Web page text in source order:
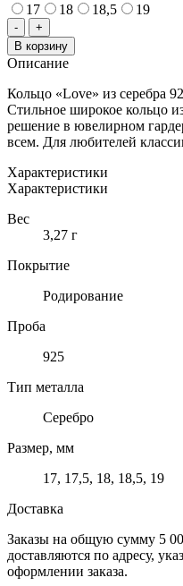
17 18 18,5 19
-
Количество
товара
КОЛЬЦО
LOVE
ИЗ
СЕРЕБРА
925
ПРОБЫ
+
В корзину
Описание
Кольцо «Love» из серебра
Стильное широкое кольцо
решение в ювелирном
всем. Для любителей
Характеристики
Характеристики
Вес
3,27 г
Покрытие
Родирование
Проба
925
Тип металла
Серебро
Размер, мм
17, 17,5, 18, 18,5, 19
Доставка
Заказы на общую сумму 5
доставляются по адресу,
оформлении заказа.